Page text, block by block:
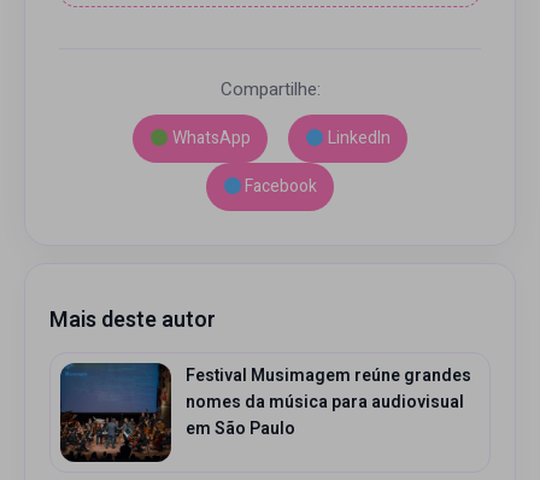
Compartilhe:
WhatsApp
LinkedIn
Facebook
Mais deste autor
Festival Musimagem reúne grandes
nomes da música para audiovisual
em São Paulo